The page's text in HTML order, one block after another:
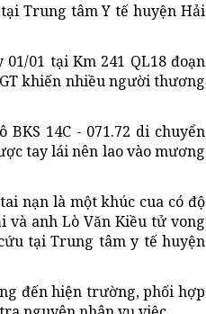
Trung tâm Y tế huyện Hải
01 tại Km 241 QL18 đoạn
khiến nhiều người thương
14C - 071.72 di chuyển
tay lái nên lao vào mương
nạn là một khúc cua có độ
anh Lò Văn Kiều tử vong
tại Trung tâm y tế huyện
đến hiện trường, phối hợp